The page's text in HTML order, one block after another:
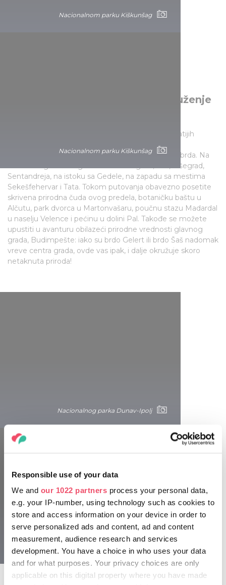
Responsible use of your data
We and our 1022 partners process your personal data,
e.g. your IP-number, using technology such as cookies to
store and access information on your device in order to
serve personalized ads and content, ad and content
measurement, audience research and services
development. You have a choice in who uses your data
and for what purposes. Your privacy choices are only
applicable on this digital property where you have made
Nacionalnom parku Kiškunšag
Nacionalnom parku Kiškunšag
Posebna biosfera i izuzetno okruženje
Ovaj nacionalni park raspolaže jednom od najbogatijih
biosfera u zemlji. Ceo život ne bi bio dovoljan za
upoznavanje svih naselja i okolnih šuma, poljana i brda. Na
severu se graniči sa gradovima Estergom, Vac, Višegrad,
Sentandreja, na istoku sa Gedele, na zapadu sa mestima
Sekešfehervar i Tata. Tokom putovanja obavezno posetite
skrivena prirodna čuda ovog predela, botaničku baštu u
Alčutu, park dvorca u Martonvašaru, poučnu stazu Madardal
u naselju Velence i pećinu u dolini Pal. Takođe se možete
upustiti u avanturu obilazeći prirodne vrednosti glavnog
grada, Budimpešte: iako su brdo Gelert ili brdo Šaš nadomak
vreve centra grada, ovde vas ipak, i dalje okružuje skoro
netaknuta priroda!
Nacionalnog parka Dunav-Ipolj
Začarani, bajkoviti predeli Nacionalnog
parka Bik
Ni mašta pisca ne bi mogla da smisli lepše mesto od
Nacionalnog parka Bik. U dubini šume, pored jezera sa
pastrmkama, put vas vodi do znamenitosti kao što su
vodopad Faćol, Lilafired i Silvašvarad. Ako dođete po lepom
vremenu, možete se diviti i gejzirima u predelu Bika. Naime,
posle obilnih kiša, a posebno posle otapanja snega, kraška